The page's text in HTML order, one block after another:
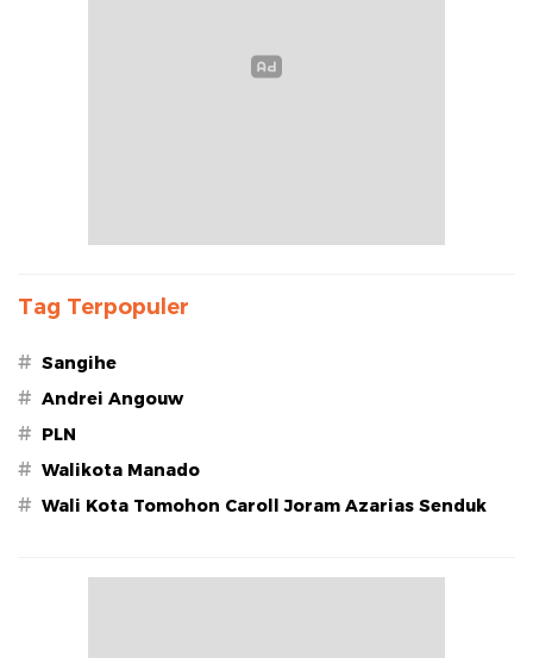
Tag Terpopuler
# Sangihe
# Andrei Angouw
# PLN
# Walikota Manado
# Wali Kota Tomohon Caroll Joram Azarias Senduk